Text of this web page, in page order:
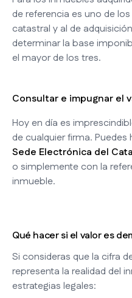
de referencia es uno de
catastral y al de
determinar la base
el mayor de los tres.
Consultar e impugnar el
Hoy en día es
de cualquier firma.
Sede Electrónica del
o simplemente con la
inmueble.
Qué hacer si el valor es
Si consideras que la cifra
representa la realidad del
estrategias legales: